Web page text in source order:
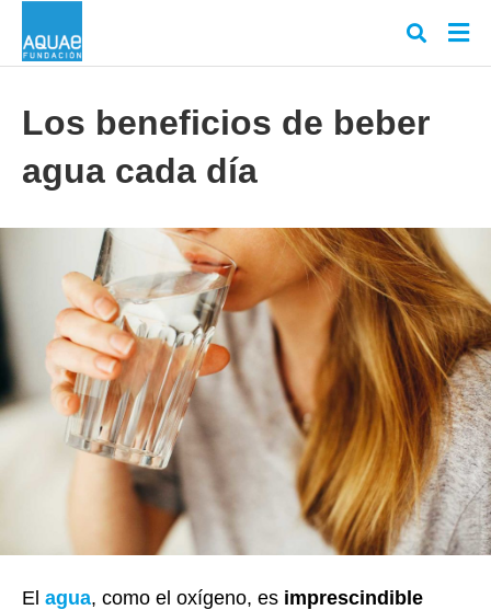
y
en
Los beneficios de beber
agua cada día
El agua, como el oxígeno, es imprescindible